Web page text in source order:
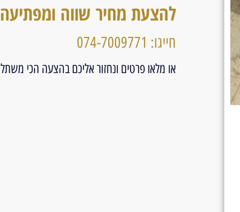
להצעת מחיר שווה ומפתיעה
חייגו: 074-7009771
או מלאו פרטים ונחזור אליכם בהצעה הכי